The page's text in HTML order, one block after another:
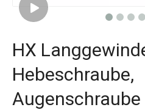
HX
Hebeschraube,
Augenschraube